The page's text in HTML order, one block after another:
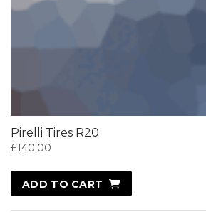
Pirelli Tires R20
£140.00
ADD TO CART